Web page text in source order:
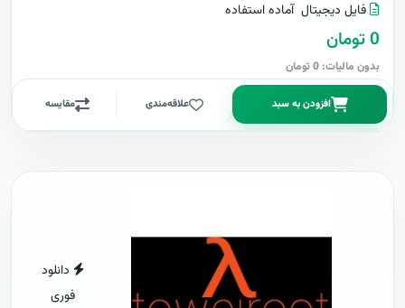
فایل دیجیتال آماده استفاده
0 تومان
بدون مالیات: 0 تومان
افزودن به سبد علاقه‌مندی مقایسه
دانلود
فوری